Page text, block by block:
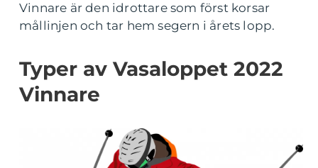
Vinnare är den idrottare som först korsar
mållinjen och tar hem segern i årets lopp.
Typer av Vasaloppet 2022
Vinnare